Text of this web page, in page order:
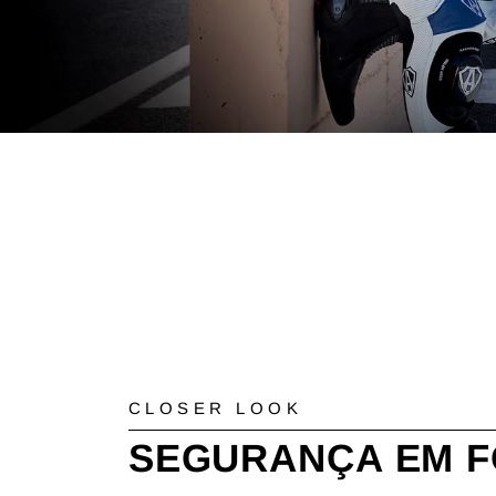
CLOSER LOOK
SEGURANÇA EM